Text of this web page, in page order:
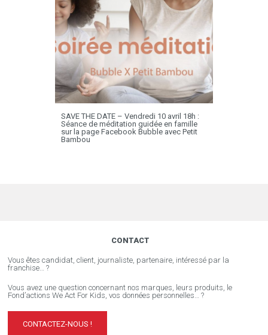
SAVE THE DATE – Vendredi 10 avril 18h :
Séance de méditation guidée en famille
sur la page Facebook Bubble avec Petit
Bambou
CONTACT
Vous êtes candidat, client, journaliste, partenaire, intéressé par la
franchise… ?
Vous avez une question concernant nos marques, leurs produits, le
Fond’actions We Act For Kids, vos données personnelles… ?
CONTACTEZ-NOUS !